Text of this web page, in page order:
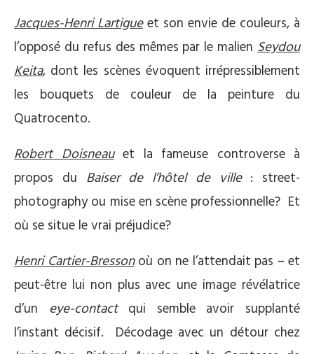
Jacques-Henri Lartigueet son envie de couleurs, à
l’opposé du refus des mêmes par le malien Seydou
Keita, dont les scènes évoquent irrépressiblement
les bouquets de couleur de la peinture du
Quatrocento.
Robert Doisneauet la fameuse controverse à
propos du Baiser de l’hôtel de ville: street-
photography ou mise en scène professionnelle? Et
où se situe le vrai préjudice?
Henri Cartier-Bressonoù on ne l’attendait pas – et
peut-être lui non plus avec une image révélatrice
d’un eye-contactqui semble avoir supplanté
l’instant décisif. Décodage avec un détour chez